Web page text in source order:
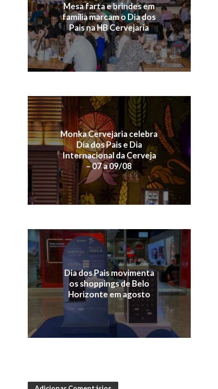
Mesa farta e brindes em
família marcam o Dia dos
Pais na HB Cervejaria
Monka Cervejaria celebra
Dia dos Pais e Dia
Internacional da Cerveja
– 07 a 09/08
Dia dos Pais movimenta
os shoppings de Belo
Horizonte em agosto